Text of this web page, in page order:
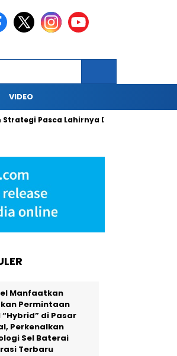
VIDEO
Pasca Lahirnya Danantara
Manfaatkan
Permintaan
“Hybrid” di Pasar
Perkenalkan
Sel Baterai
Terbaru